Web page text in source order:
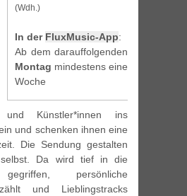
(Wdh.)
In der FluxMusic-App:
Ab dem darauffolgenden
Montag mindestens eine
Woche
und Künstler*innen ins
und schenken ihnen eine
Die Sendung gestalten
Da wird tief in die
persönliche
und Lieblingstracks